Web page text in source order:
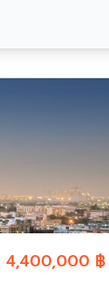
4,400,000 ฿